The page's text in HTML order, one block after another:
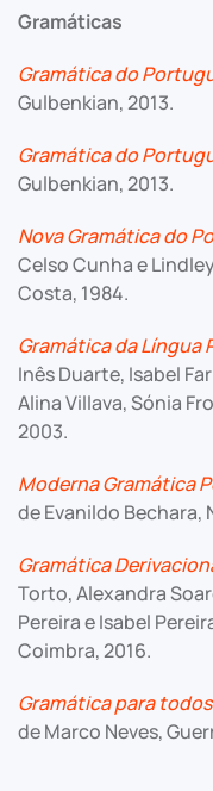
Gramáticas
Gramática do
Gulbenkian, 2013.
Gramática do
Gulbenkian, 2013.
Nova Gramática do
Celso Cunha e
Costa, 1984.
Gramática da Língua
Inês Duarte, Isabel
Alina Villava, Sónia
2003.
Moderna Gramática
de Evanildo Bechara,
Gramática
Torto, Alexandra
Pereira e Isabel
Coimbra, 2016.
Gramática para
de Marco Neves,